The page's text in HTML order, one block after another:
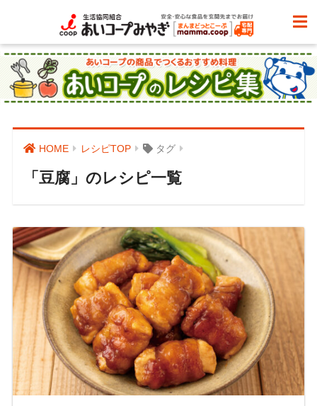
HOME レシピTOP タグ
「豆腐」のレシピ一覧